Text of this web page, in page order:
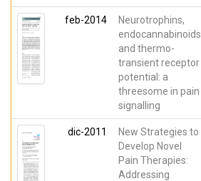
feb-2014
Neurotrophins,
endocannabinoids
and thermo-
transient receptor
potential: a
threesome in pain
signalling
dic-2011
New Strategies to
Develop Novel
Pain Therapies:
Addressing